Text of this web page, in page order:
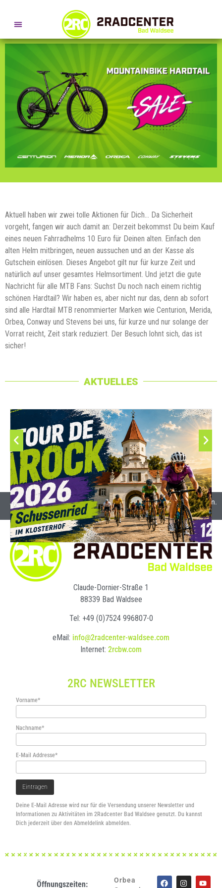
Aktuell haben wir zwei tolle Aktionen für Dich… Da Sicherheit
vorgeht, fangen wir auch damit an: Derzeit bekommst Du beim Kauf
eines neuen Fahrradhelms 10 Euro für Deinen alten. Einfach den
alten Helm mitbringen, neuen aussuchen und an der Kasse als
Gutschein einlösen. Dieses Angebot gilt nur für kurze Zeit und
natürlich auf unser gesamtes Helmsortiment. Und jetzt die gute
Nachricht für alle MTB Fans: Suchst Du noch nach einem richtig
schönen Hardtail? Wir haben es, aber nicht nur das, denn ab sofort
sind alle Hardtail MTB renommierter Marken wie Centurion, Merida,
Orbea, Conway und Stevens bei uns, für kurze und nur solange der
Vorrat reicht, Zeit stark reduziert. Der Besuch lohnt sich, das ist
sicher!
AKTUELLES
Alle Preise inkl. Mehrwertsteuer und gegebenenfalls Versandkosten.
Claude-Dornier-Straße 1
88339 Bad Waldsee
Tel: +49 (0)7524 996807-0
eMail: info@2radcenter-waldsee.com
Internet: 2rcbw.com
2RC NEWSLETTER
Vorname*
Nachname*
E-Mail Addresse*
Deine E-Mail Adresse wird nur für die Versendung unserer Newsletter und
Informationen zu Aktivitäten im 2Radcenter Bad Waldsee genutzt. Du kannst
Dich jederzeit über den Abmeldelink abmelden.
Öffnungszeiten:
Orbea